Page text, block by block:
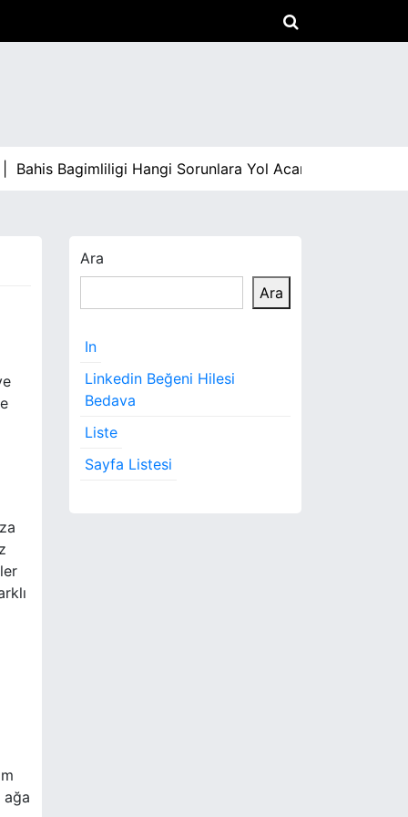
Bagimliligi Hangi Sorunlara Yol Acar |Arabami
ağa
Ara
Ara
In
Linkedin Beğeni Hilesi
Bedava
Liste
Sayfa Listesi